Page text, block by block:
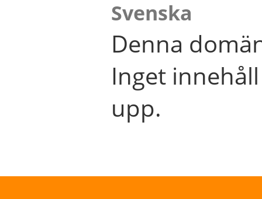
Svenska
Denna
Inget
upp.